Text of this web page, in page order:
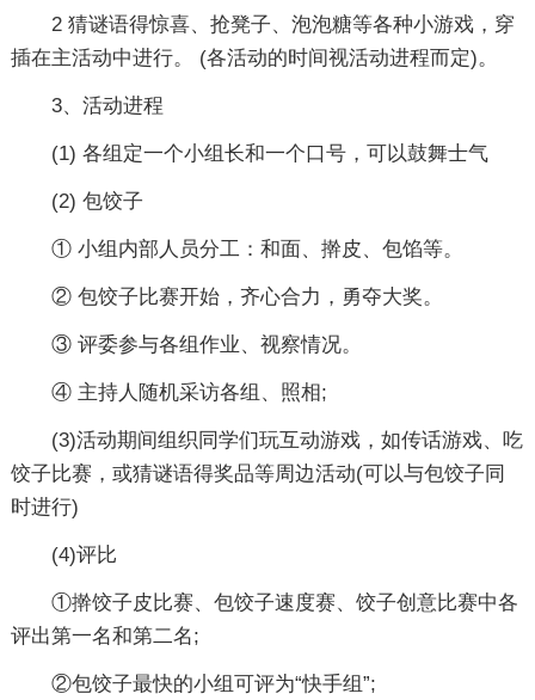
2 猜谜语得惊喜、抢凳子、泡泡糖等各种小游戏，穿
插在主活动中进行。 (各活动的时间视活动进程而定)。
3、活动进程
(1) 各组定一个小组长和一个口号，可以鼓舞士气
(2) 包饺子
① 小组内部人员分工：和面、擀皮、包馅等。
② 包饺子比赛开始，齐心合力，勇夺大奖。
③ 评委参与各组作业、视察情况。
④ 主持人随机采访各组、照相;
(3)活动期间组织同学们玩互动游戏，如传话游戏、吃
饺子比赛，或猜谜语得奖品等周边活动(可以与包饺子同
时进行)
(4)评比
①擀饺子皮比赛、包饺子速度赛、饺子创意比赛中各
评出第一名和第二名;
②包饺子最快的小组可评为“快手组”;